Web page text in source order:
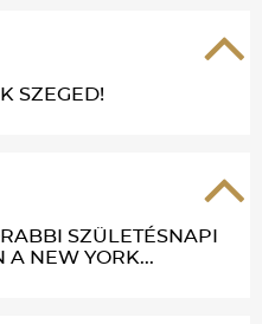
SZEGED!
SZÜLETÉSNAPI
A NEW YORK...